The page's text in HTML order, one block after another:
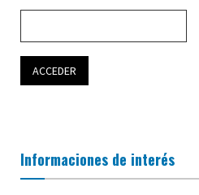
Informaciones de interés